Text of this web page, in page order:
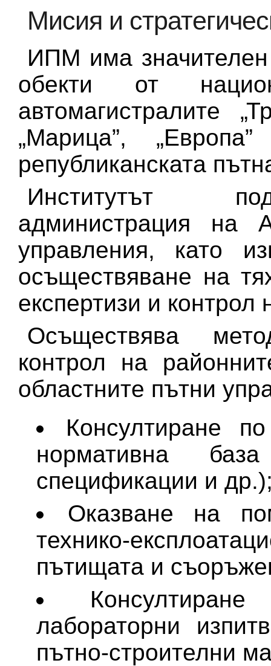
Мисия и
ИПМ има
обекти от
автомагистралите
„Марица”,
републиканската
Институтът
администрация на
управления, като
осъществяване на
експертизи и контрол
Осъществява
контрол на
областните пътни
Консултиране
нормативна
спецификации и
Оказване на
технико-
пътищата и
лабораторни
пътно-строителни